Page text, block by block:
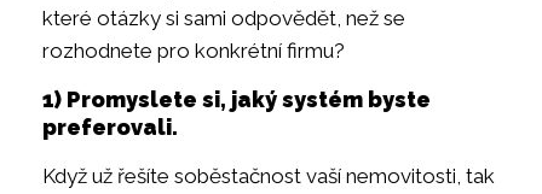
které otázky si sami odpovědět, než se
rozhodnete pro konkrétní firmu?
1) Promyslete si, jaký systém byste
preferovali.
Když už řešíte soběstačnost vaší nemovitosti, tak